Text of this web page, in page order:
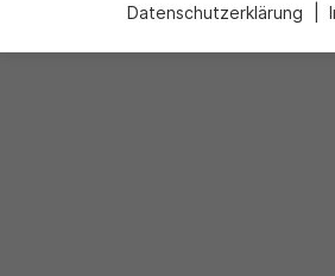
Datenschutzerklärung